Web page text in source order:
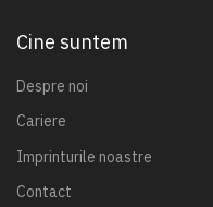
Cine suntem
Despre noi
Cariere
Imprinturile noastre
Contact